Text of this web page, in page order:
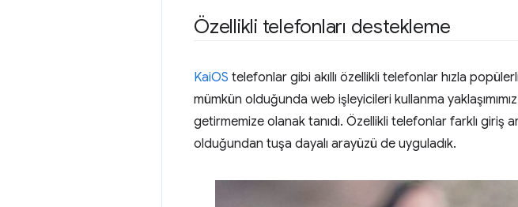
Özellikli telefonları destekleme
KaiOS telefonlar gibi akıllı özellikli telefonlar hızla
mümkün olduğunda web işleyicileri kullanma
getirmemize olanak tanıdı. Özellikli telefonlar farklı giriş
olduğundan tuşa dayalı arayüzü de uyguladık.